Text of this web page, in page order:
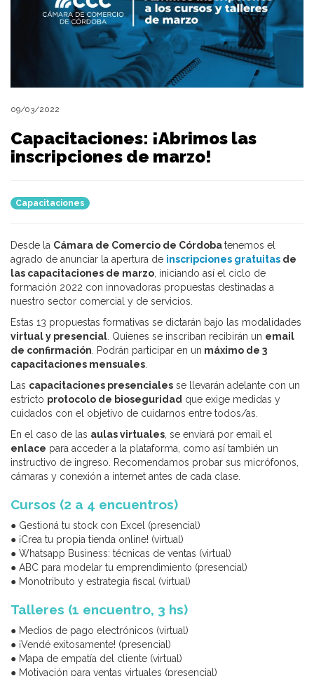
09/03/2022
Capacitaciones: ¡Abrimos las
inscripciones de marzo!
Capacitaciones
Desde la Cámara de Comercio de Córdobatenemos el
agrado de anunciar la apertura de inscripciones gratuitas de
las capacitaciones de marzo , iniciando así el ciclo de
formación 2022 con innovadoras propuestas destinadas a
nuestro sector comercial y de servicios.
Estas 13 propuestas formativas se dictarán bajo las modalidades
virtual y presencial . Quienes se inscriban recibirán un email
de confirmación . Podrán participar en un máximo de 3
capacitaciones mensuales
Las capacitaciones presenciales se llevarán adelante con un
estricto protocolo de bioseguridad que exige medidas y
cuidados con el objetivo de cuidarnos entre todos/as.
En el caso de las aulas virtuales , se enviará por email el
enlace para acceder a la plataforma, como así también un
instructivo de ingreso. Recomendamos probar sus micrófonos,
cámaras y conexión a internet antes de cada clase.
Cursos (2 a 4 encuentros)
● Gestioná tu stock con Excel (presencial)
● ¡Crea tu propia tienda online! (virtual)
● Whatsapp Business: técnicas de ventas (virtual)
● ABC para modelar tu emprendimiento (presencial)
● Monotributo y estrategia‌ ‌fiscal‌ (virtual)
Talleres (1 encuentro, 3 hs)
● Medios de pago electrónicos (virtual)
● ¡Vendé exitosamente! (presencial)
● Mapa de empatía del cliente (virtual)
● Motivación para ventas virtuales (presencial)